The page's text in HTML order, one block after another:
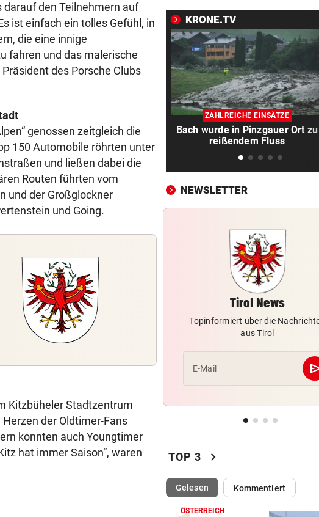
den Teilnehmern auf
ist einfach ein tolles Gefühl, in
die eine innige
fahren und das malerische
des Porsche Clubs
genossen zeitgleich die
150 Automobile röhrten unter
und ließen dabei die
Routen führten vom
und der Großglockner
und Going.
Kitzbüheler Stadtzentrum
der Oldtimer-Fans
konnten auch Youngtimer
hat immer Saison“, waren
SCHWIMM-EM IN PARIS vor
Halbfinal-Aus für Luca Karl
K.o.-Sprintbewerb
„KANN DAS JEMAND ...“ vor
Insta-Video von Ski-Idol
Braathen ausflippen
NA MAHLZEIT!
Nordkorea empfiehlt
gegen die Hitze
Türkei gestorben
HAND AUFS HERZ
Würden Sie einen Politiker
VON OIDA BIS CRINGE
Warum sich Jugendwörter
schneller verändern
vor
Wenn das Wasser ausgeht:
Österreichs Notfallplan
bedroht und missbraucht
Erleben Sie den Auftakt der
Champions Tour!
KRONE.TV
ZAHLREICHE EINSÄTZE
Bach wurde in Pinzgauer Ort zu
reißendem Fluss
NEWSLETTER
Tirol News
Topinformiert über die
aus Tirol
E-Mail
TOP 3 chevron_right
Gelesen(ausgewählt)Kommentiert
ÖSTERREICH